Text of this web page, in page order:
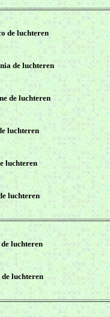
de luchteren
de luchteren
de luchteren
luchteren
luchteren
luchteren
luchteren
luchteren